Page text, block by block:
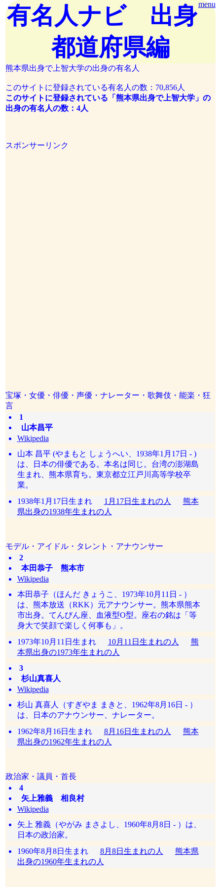
menu
有名人ナビ 出身
都道府県編
熊本県出身で上智大学の出身の有名人
このサイトに登録されている有名人の数：70,856人
このサイトに登録されている「熊本県出身で上智大学」の
出身の有名人の数：4人
スポンサーリンク
宝塚・女優・俳優・声優・ナレーター・歌舞伎・能楽・狂
言
1
山本昌平
Wikipedia
山本 昌平 (やまもと しょうへい、1938年1月17日 - )
は、日本の俳優である。本名は同じ。台湾の澎湖島
生まれ、熊本県育ち。東京都立江戸川高等学校卒
業。
1938年1月17日生まれ 1月17日生まれの人
熊本
県出身の1938年生まれの人
モデル・アイドル・タレント・アナウンサー
2
本田恭子 熊本市
Wikipedia
本田恭子（ほんだ きょうこ、1973年10月11日 - ）
は、熊本放送（RKK）元アナウンサー。熊本県熊本
市出身。てんびん座、血液型O型。座右の銘は「等
身大で笑顔で楽しく何事も」。
1973年10月11日生まれ 10月11日生まれの人
熊
本県出身の1973年生まれの人
3
杉山真喜人
Wikipedia
杉山 真喜人（すぎやま まきと、1962年8月16日 - ）
は、日本のアナウンサー、ナレーター。
1962年8月16日生まれ 8月16日生まれの人
熊本
県出身の1962年生まれの人
政治家・議員・首長
4
矢上雅義 相良村
Wikipedia
矢上 雅義（やがみ まさよし、1960年8月8日 - ）は、
日本の政治家。
1960年8月8日生まれ 8月8日生まれの人
熊本県
出身の1960年生まれの人